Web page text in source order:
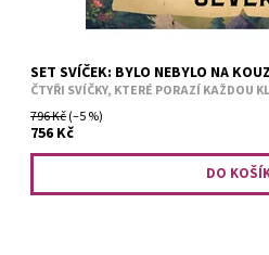
SET SVÍČEK: BYLO NEBYLO NA
ČTYŘI SVÍČKY, KTERÉ PORAZÍ KAŽDOU
796 Kč(–5 %)
756 Kč